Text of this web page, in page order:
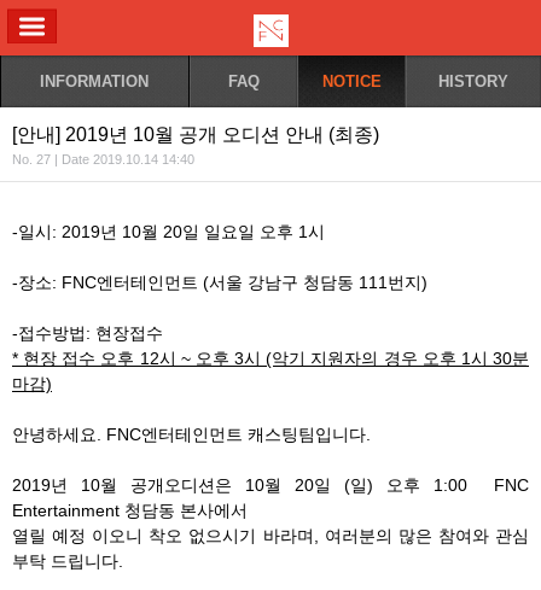
INFORMATION FAQ NOTICE HISTORY
[안내] 2019년 10월 공개 오디션 안내 (최종)
No. 27 | Date 2019.10.14 14:40
-일시: 2019년 10월 20일 일요일 오후 1시
-장소: FNC엔터테인먼트 (서울 강남구 청담동 111번지)
-접수방법: 현장접수
* 현장 접수 오후 12시 ~ 오후 3시 (악기 지원자의 경우 오후 1시 30분
마감)
안녕하세요. FNC엔터테인먼트 캐스팅팀입니다.
2019년 10월 공개오디션은 10월 20일 (일) 오후 1:00 FNC
Entertainment 청담동 본사에서
열릴 예정 이오니 착오 없으시기 바라며, 여러분의 많은 참여와 관심
부탁 드립니다.